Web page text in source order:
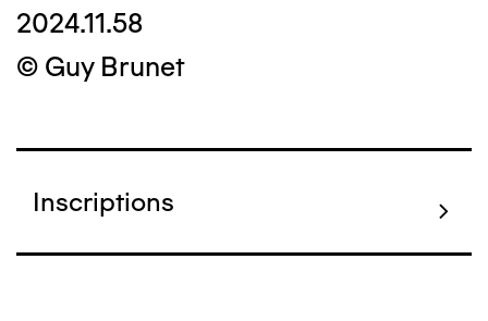
2024.11.58
© Guy Brunet
Inscriptions